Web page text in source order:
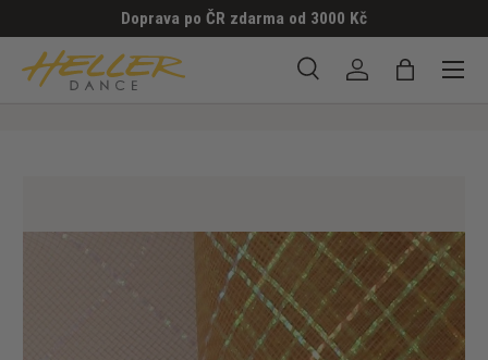
PŘESKOČIT NA OBSAH
Doprava po ČR zdarma od 3000 Kč
HledatPřihlásit se
Taška
Menu